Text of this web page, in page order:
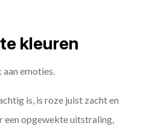
kleuren
emoties.
is, is roze juist zacht en
een opgewekte uitstraling,